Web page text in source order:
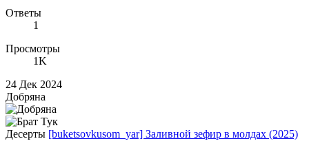
Ответы
1
Просмотры
1K
24 Дек 2024
Добряна
Десерты [buketsovkusom_yar] Заливной зефир в молдах (2025)